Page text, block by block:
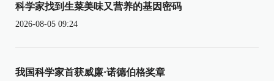
科学家找到生菜美味又营养的基因密码
2026-08-05 09:24
我国科学家首获威廉·诺德伯格奖章